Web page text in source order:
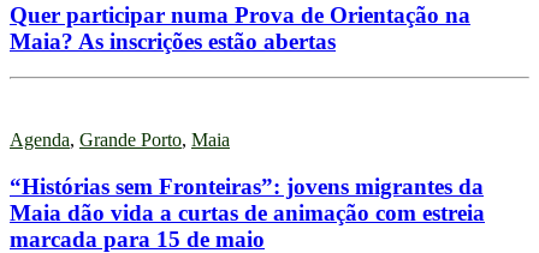
Quer participar numa Prova de Orientação na
Maia? As inscrições estão abertas
Agenda, Grande Porto, Maia
“Histórias sem Fronteiras”: jovens migrantes da
Maia dão vida a curtas de animação com estreia
marcada para 15 de maio